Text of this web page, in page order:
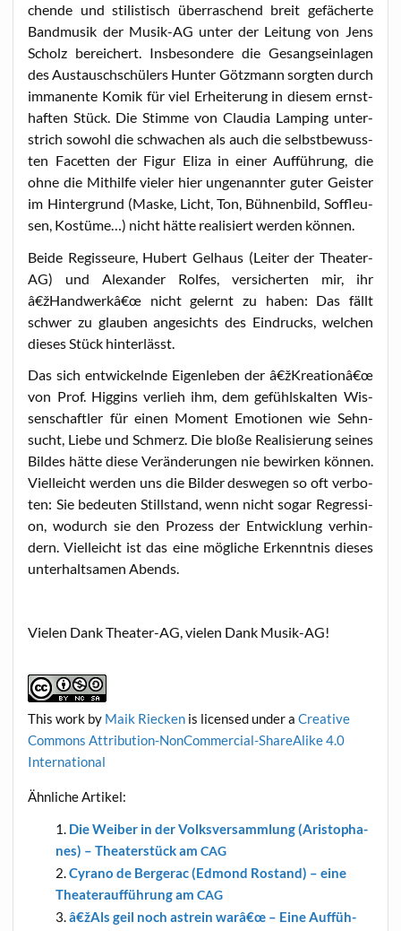
chen­de und sti­lis­tisch über­ra­schend breit gefä­cher­te
Band­mu­sik der Musik-AG unter der Lei­tung von Jens
Scholz berei­chert. Ins­be­son­de­re die Gesangs­ein­la­gen
des Aus­tausch­schü­lers Hun­ter Götz­mann sorg­ten durch
imma­nen­te Komik für viel Erhei­te­rung in die­sem ernst­
haf­ten Stück. Die Stim­me von Clau­dia Lam­ping unter­
strich sowohl die schwa­chen als auch die selbst­be­wuss­
ten Facet­ten der Figur Eli­za in einer Auf­füh­rung, die
ohne die Mit­hil­fe vie­ler hier unge­nann­ter guter Geis­ter
im Hin­ter­grund (Mas­ke, Licht, Ton, Büh­nen­bild, Soff­leu­
sen, Kos­tü­me…) nicht hät­te rea­li­siert wer­den können.
Bei­de Regis­seu­re, Hubert Gel­haus (Lei­ter der Thea­ter-
AG) und Alex­an­der Rol­fes, ver­si­cher­ten mir, ihr
â€žHandwerkâ€œ nicht gelernt zu haben: Das fällt
schwer zu glau­ben ange­sichts des Ein­drucks, wel­chen
die­ses Stück hinterlässt.
Das sich ent­wi­ckeln­de Eigen­le­ben der â€žKreationâ€œ
von Prof. Hig­gins ver­lieh ihm, dem gefühls­kal­ten Wis­
sen­schaft­ler für einen Moment Emo­tio­nen wie Sehn­
sucht, Lie­be und Schmerz. Die blo­ße Rea­li­sie­rung sei­nes
Bil­des hät­te die­se Ver­än­de­run­gen nie bewir­ken kön­nen.
Viel­leicht wer­den uns die Bil­der des­we­gen so oft ver­bo­
ten: Sie bedeu­ten Still­stand, wenn nicht sogar Regres­si­
on, wodurch sie den Pro­zess der Ent­wick­lung ver­hin­
dern. Viel­leicht ist das eine mög­li­che Erkennt­nis die­ses
unter­halt­sa­men Abends.
Vie­len Dank Thea­ter-AG, vie­len Dank Musik-AG!
This work by Maik Riecken is licen­sed under aCrea­ti­ve
Com­mons Attri­bu­ti­on-Non­Com­mer­cial-ShareA­li­ke 4.0
International
Ähn­li­che Artikel:
Die Wei­ber in der Volks­ver­samm­lung (Aris­to­pha­
nes) – Thea­ter­stück am CAG
Cyra­no de Ber­ge­rac (Edmond Rostand) – eine
Thea­ter­auf­füh­rung am CAG
â€žAls geil noch ast­rein warâ€œ – Eine Auf­füh­